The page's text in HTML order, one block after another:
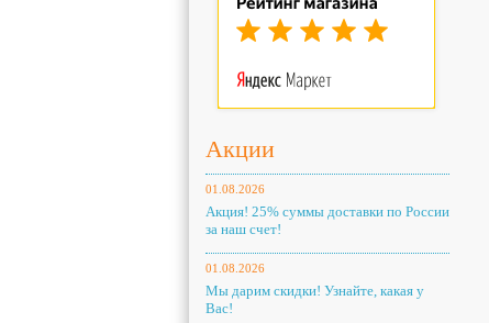
Акции
01.08.2026
Акция! 25% суммы доставки по России
за наш счет!
01.08.2026
Мы дарим скидки! Узнайте, какая у
Вас!